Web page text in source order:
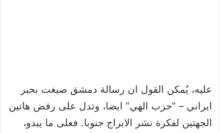
عليه، يُمكن القول ان رسالة دمشق صيغت بحبر
ايراني – “حزب الهي” ايضا، وتدل على رفض هاتين
الجهتين لفكرة نشر الابراج جنوبا. فعلى ما يبدو،